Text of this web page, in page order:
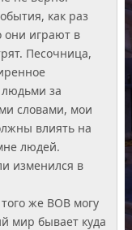
как раз
они играют в
Песочница,
за
словами, мои
влиять на
людей.
изменился в
же ВОВ могу
мир бывает куда